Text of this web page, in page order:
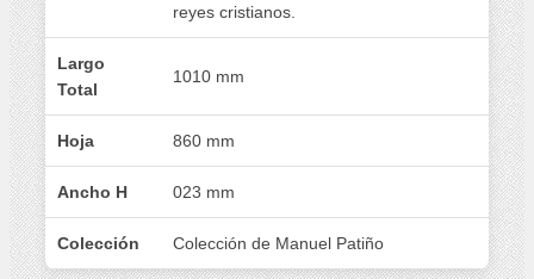
reyes cristianos.
Largo
Total
1010 mm
Hoja 860 mm
Ancho H 023 mm
Colección Colección de Manuel Patiño